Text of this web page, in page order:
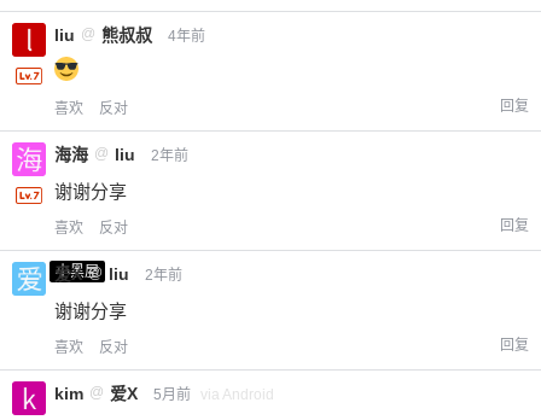
liu @ 熊叔叔 4年前
喜欢 反对 回复
海海 @ liu 2年前
谢谢分享
喜欢 反对 回复
小黑屋
爱X @ liu 2年前
谢谢分享
喜欢 反对 回复
kim @ 爱X 5月前 via Android